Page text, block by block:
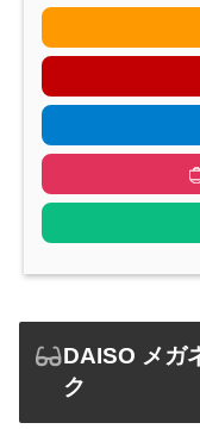
DAISO メガ
ク